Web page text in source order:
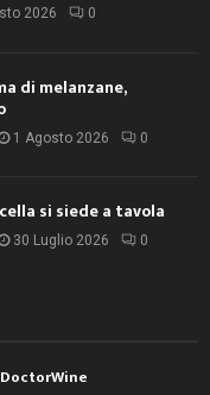
2026 0
di melanzane,
1 Agosto 2026 0
si siede a tavola
30 Luglio 2026 0